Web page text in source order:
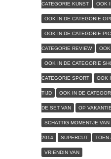
CATEGORIE KUNST OOK
OOK IN DE CATEGORIE
OOK IN DE CATEGORIE
CATEGORIE REVIEW
OOK IN DE CATEGORIE
CATEGORIE SPORT OOK
TIJD OOK IN DE
DE SET VAN OP
SCHATTIG MOMENTJE VAN
2014 SUPERCUT TOEN
VRIENDIN VAN